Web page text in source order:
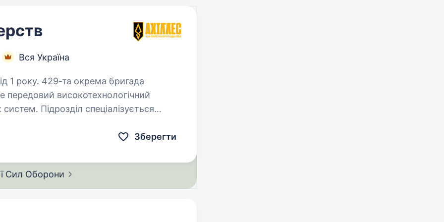
Вся Україна
бригада
передовий високотехнологічний
Підрозділ спеціалізується
Зберегти
Сил Оборони